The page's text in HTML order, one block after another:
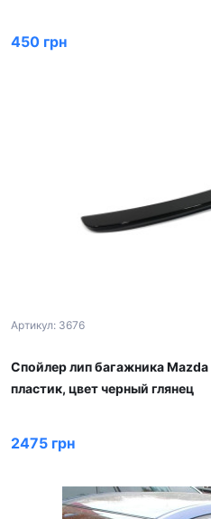
450 грн
Артикул: 3676
Спойлер лип багажника
пластик, цвет черный глянец
2475 грн